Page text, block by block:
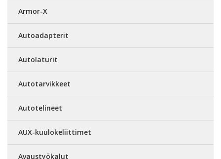
Armor-X
Autoadapterit
Autolaturit
Autotarvikkeet
Autotelineet
AUX-kuulokeliittimet
Avaustyökalut